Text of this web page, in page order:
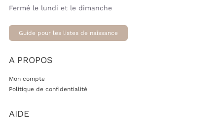
Fermé le lundi et le dimanche
Guide pour les listes de naissance
A PROPOS
Mon compte
Politique de confidentialité
AIDE